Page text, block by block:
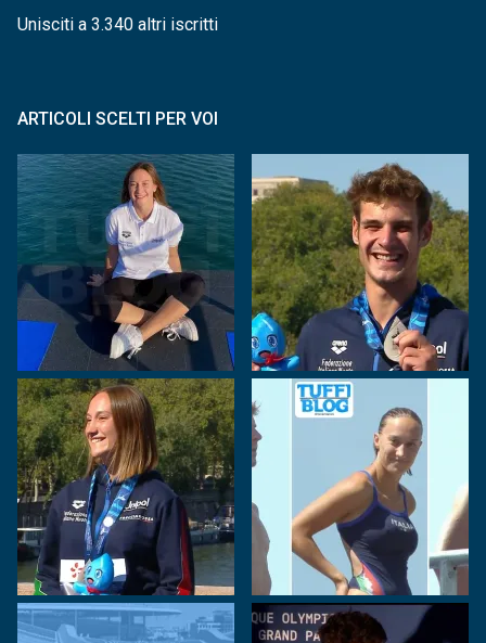
Unisciti a 3.340 altri iscritti
ARTICOLI SCELTI PER VOI